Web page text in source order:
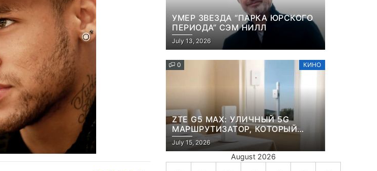
УМЕР ЗВЕЗДА “ПАРКА ЮРСКОГО
ПЕРИОДА” СЭМ НИЛЛ
July 13, 2026
0 КИНО
ZTE G5 MAX: УЛИЧНЫЙ 5G
МАРШРУТИЗАТОР, КОТОРЫЙ
ПЕРЕЖИВЕТ И ЛЮТУЮ ЗИМУ, И
ЖАРКОЕ ЛЕТО
July 15, 2026
August 2026